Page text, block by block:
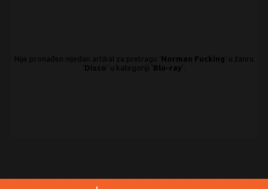
Nije pronađen nijedan artikal za pretragu 'Norman Fucking' u žanru
'Disco' u kategoriji 'Blu-ray'.